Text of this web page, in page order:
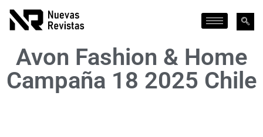
Avon Fashion & Home
Campaña 18 2025 Chile